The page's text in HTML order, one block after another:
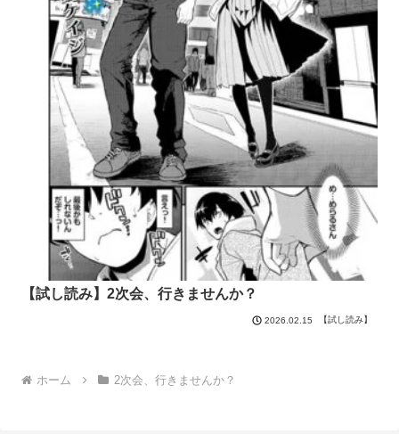
【試し読み】2次会、行きませんか？
2026.02.15 【試し読み】
ホーム 2次会、行きませんか？